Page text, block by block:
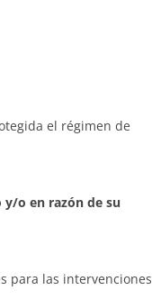
el régimen de
o en razón de su
para las intervenciones